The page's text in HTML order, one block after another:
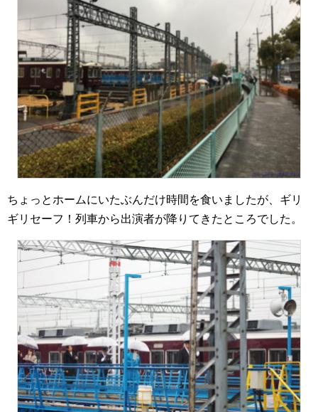
ちょっとホームにいたぶんだけ時間を食いましたが、ギリ
ギリセーフ！列車から出演者が降りてきたところでした。